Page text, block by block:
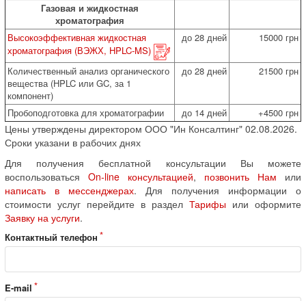
Газовая и жидкостная
хроматография
Высокоэффективная жидкостная
хроматография (ВЭЖХ, HPLC-MS)
до 28 дней 15000 грн
Количественный анализ органического
вещества (HPLC или GC, за 1
компонент)
до 28 дней 21500 грн
Пробоподготовка для хроматографии до 14 дней +4500 грн
Цены утверждены директором ООО "Ин Консалтинг" 02.08.2026.
Сроки указани в рабочих днях
Для получения бесплатной консультации Вы можете
воспользоваться On-line консультацией, позвонить Нам или
написать в мессенджерах. Для получения информации о
стоимости услуг перейдите в раздел Тарифы или оформите
Заявку на услуги.
Контактный телефон
E-mail